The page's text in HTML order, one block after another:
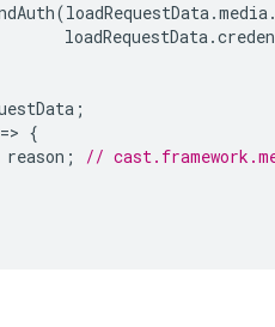
(loadRequestData.media
loadRequestData.
;
=> {
reason ;
//